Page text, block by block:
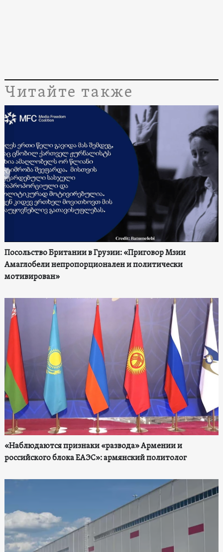
Читайте также
Посольство Британии в Грузии: «Приговор Мзии
Амаглобели непропорционален и политически
мотивирован»
«Наблюдаются признаки «развода» Армении и
российского блока ЕАЭС»: армянский политолог